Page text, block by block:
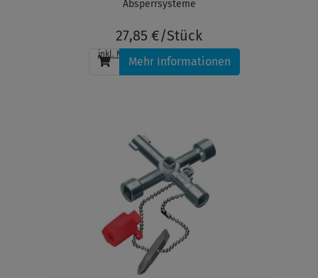
Absperrsysteme
27,85 €/Stück
inkl. MwSt. , zzgl. Versandkosten
Mehr Informationen